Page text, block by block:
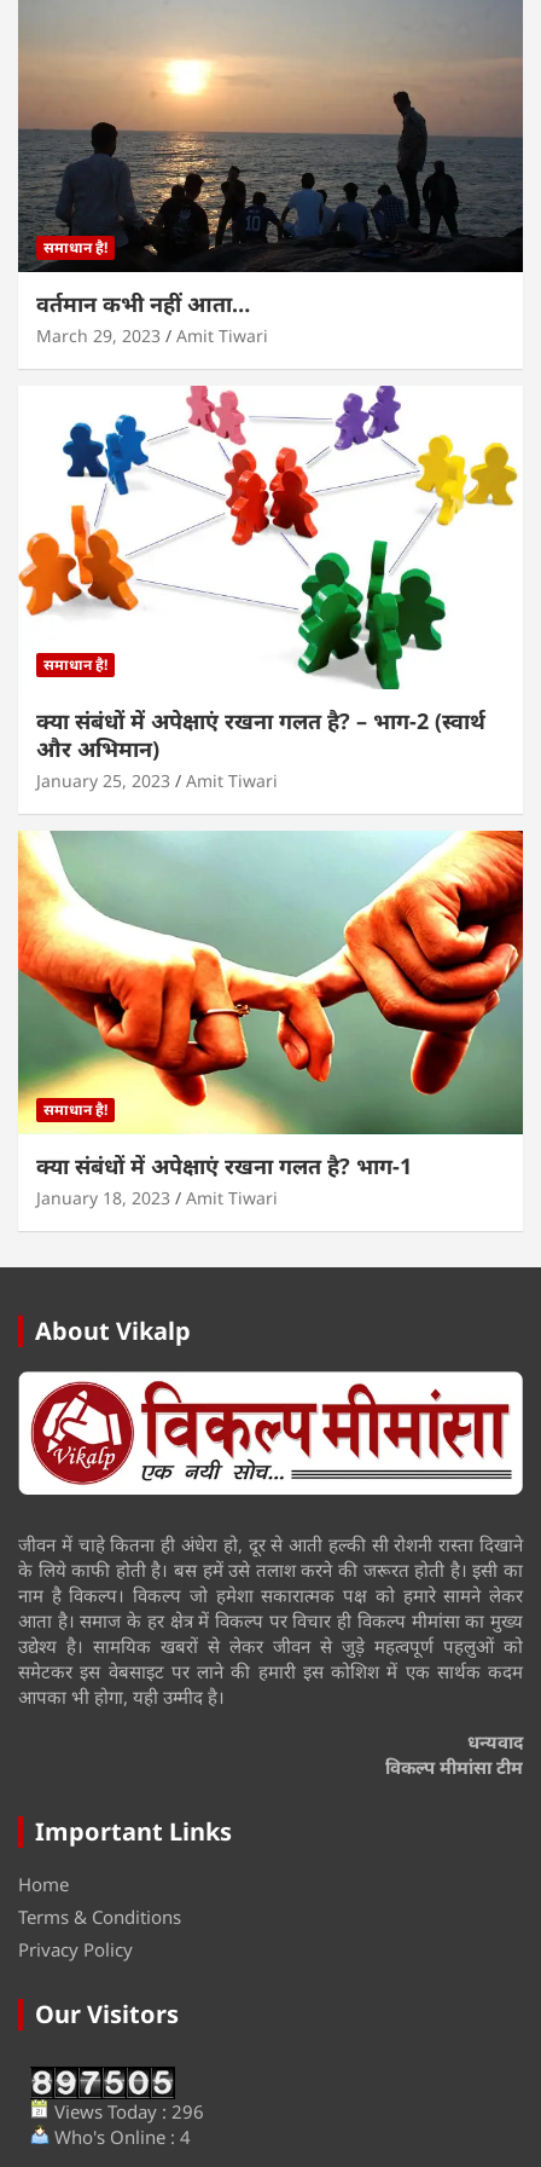
समाधान है!
वर्तमान कभी नहीं आता…
March 29, 2023 Amit Tiwari
समाधान है!
क्या संबंधों में अपेक्षाएं रखना गलत है? – भाग-2 (स्वार्थ
और अभिमान)
January 25, 2023 Amit Tiwari
समाधान है!
क्या संबंधों में अपेक्षाएं रखना गलत है? भाग-1
January 18, 2023 Amit Tiwari
About Vikalp
जीवन में चाहे कितना ही अंधेरा हो, दूर से आती हल्की सी रोशनी रास्ता दिखाने
के लिये काफी होती है। बस हमें उसे तलाश करने की जरूरत होती है। इसी का
नाम है विकल्प। विकल्प जो हमेशा सकारात्मक पक्ष को हमारे सामने लेकर
आता है। समाज के हर क्षेत्र में विकल्प पर विचार ही विकल्प मीमांसा का मुख्य
उद्येश्य है। सामयिक खबरों से लेकर जीवन से जुड़े महत्वपूर्ण पहलुओं को
समेटकर इस वेबसाइट पर लाने की हमारी इस कोशिश में एक सार्थक कदम
आपका भी होगा, यही उम्मीद है।
धन्यवाद
विकल्प मीमांसा टीम
Important Links
Home
Terms & Conditions
Privacy Policy
Our Visitors
Views Today : 296
Who's Online : 4